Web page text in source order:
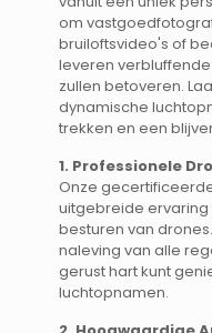
om
bruiloftsvideo's of
leveren
zullen betoveren.
dynamische
trekken en een
1. Professionele
Onze
uitgebreide ervaring
besturen van
naleving van alle
gerust hart kunt
luchtopnamen.